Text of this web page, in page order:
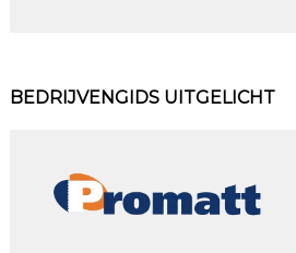
BEDRIJVENGIDS UITGELICHT